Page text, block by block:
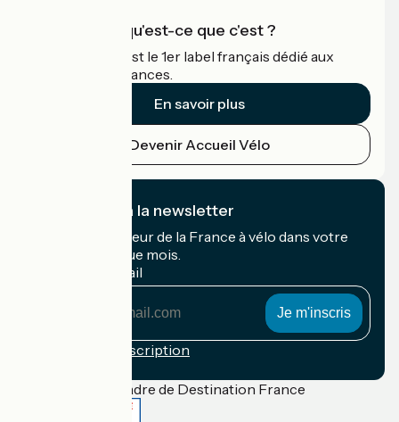
Accueil Vélo qu'est-ce que c'est ?
Accueil Vélo c'est le 1er label français dédié aux
cyclistes en vacances.
En savoir plus
Devenir Accueil Vélo
Je m'abonne à la newsletter
Recevez le meilleur de la France à vélo dans votre
boîte mail chaque mois.
Mon adresse mail
Conditions d'inscription
Financé dans le cadre de Destination France